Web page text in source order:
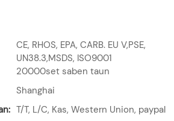
CE, RHOS, EPA, CARB. EU V,PSE,
UN38.3,MSDS, ISO9001
20000set saben taun
Shanghai
T/T, L/C, Kas, Western Union, paypal